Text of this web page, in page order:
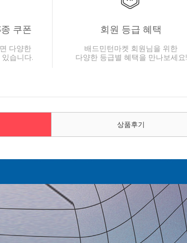
쿠폰
다양한
습니다.
회원 등급 혜택
배드민턴마켓 회원님을 위한
다양한 등급별 혜택을 만나보세요!
상품후기